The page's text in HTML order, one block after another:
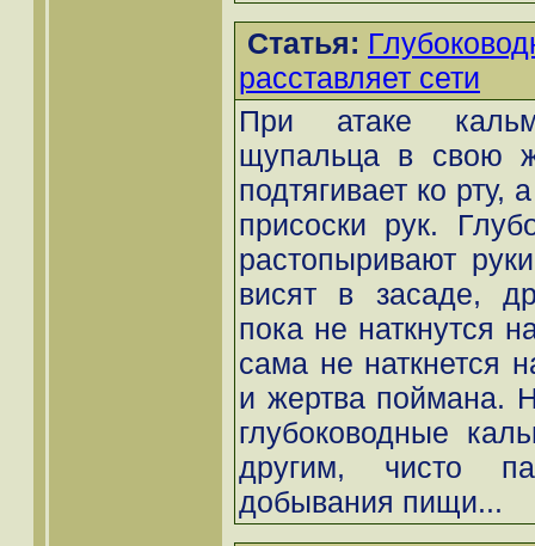
Статья:
расставляет сети
При атаке
щупальца в свою
подтягивает ко рту,
присоски рук.
растопыривают
висят в засаде,
пока не наткнутся
сама не наткнется
и жертва поймана.
глубоководные
другим, чисто
добывания пищи...